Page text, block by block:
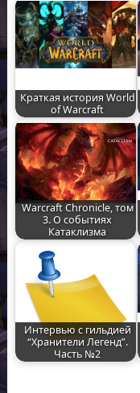
Краткая история World
of Warcraft
Warcraft Chronicle, том
3. О событиях
Катаклизма
Интервью с гильдией
“Хранители Легенд”.
Часть №2